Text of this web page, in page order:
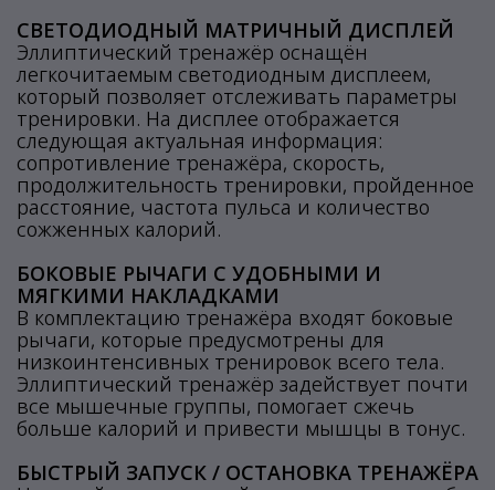
СВЕТОДИОДНЫЙ МАТРИЧНЫЙ ДИСПЛЕЙ
Эллиптический тренажёр оснащён
легкочитаемым светодиодным дисплеем,
который позволяет отслеживать параметры
тренировки. На дисплее отображается
следующая актуальная информация:
сопротивление тренажёра, скорость,
продолжительность тренировки, пройденное
расстояние, частота пульса и количество
сожженных калорий.
БОКОВЫЕ РЫЧАГИ С УДОБНЫМИ И
МЯГКИМИ НАКЛАДКАМИ
В комплектацию тренажёра входят боковые
рычаги, которые предусмотрены для
низкоинтенсивных тренировок всего тела.
Эллиптический тренажёр задействует почти
все мышечные группы, помогает сжечь
больше калорий и привести мышцы в тонус.
БЫСТРЫЙ ЗАПУСК / ОСТАНОВКА ТРЕНАЖЁРА